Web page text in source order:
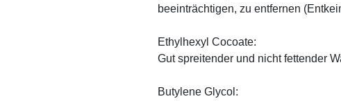
beeinträchtigen, zu entfernen
Ethylhexyl Cocoate:
Gut spreitender und nicht fettender
Butylene Glycol: